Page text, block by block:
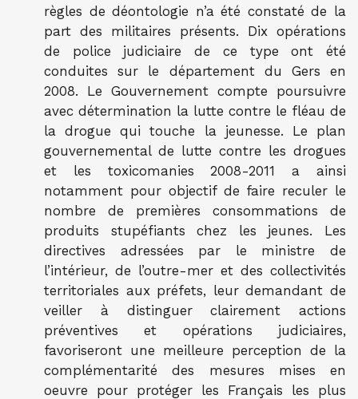
règles de déontologie n’a été constaté de la
part des militaires présents. Dix opérations
de police judiciaire de ce type ont été
conduites sur le département du Gers en
2008. Le Gouvernement compte poursuivre
avec détermination la lutte contre le fléau de
la drogue qui touche la jeunesse. Le plan
gouvernemental de lutte contre les drogues
et les toxicomanies 2008-2011 a ainsi
notamment pour objectif de faire reculer le
nombre de premières consommations de
produits stupéfiants chez les jeunes. Les
directives adressées par le ministre de
l’intérieur, de l’outre-mer et des collectivités
territoriales aux préfets, leur demandant de
veiller à distinguer clairement actions
préventives et opérations judiciaires,
favoriseront une meilleure perception de la
complémentarité des mesures mises en
oeuvre pour protéger les Français les plus